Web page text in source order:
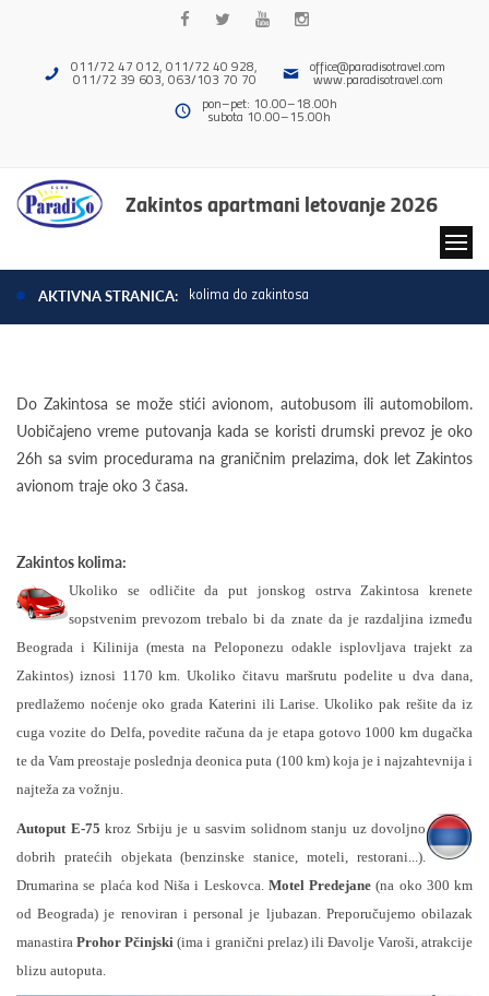
011/72 47 012, 011/72 40 928,
011/72 39 603, 063/103 70 70
office@paradisotravel.com
www.paradisotravel.com
pon–pet: 10.00–18.00h
subota 10.00–15.00h
Zakintos apartmani letovanje 2026
AKTIVNA STRANICA: kolima do zakintosa
Do Zakintosa se može stići avionom, autobusom ili automobilom.
Uobičajeno vreme putovanja kada se koristi drumski prevoz je oko
26h sa svim procedurama na graničnim prelazima, dok let Zakintos
avionom traje oko 3 časa.
Zakintos kolima:
Ukoliko se odličite da put jonskog ostrva Zakintosa krenete
sopstvenim prevozom trebalo bi da znate da je razdaljina između
Beograda i Kilinija (mesta na Peloponezu odakle isplovljava trajekt za
Zakintos) iznosi 1170 km. Ukoliko čitavu maršrutu podelite u dva dana,
predlažemo noćenje oko grada Katerini ili Larise. Ukoliko pak rešite da iz
cuga vozite do Delfa, povedite računa da je etapa gotovo 1000 km dugačka
te da Vam preostaje poslednja deonica puta (100 km) koja je i najzahtevnija i
najteža za vožnju.
Autoput E-75 kroz Srbiju je u sasvim solidnom stanju uz dovoljno
dobrih pratećih objekata (benzinske stanice, moteli, restorani...).
Drumarina se plaća kod Niša i Leskovca. Motel Predejane (na oko 300 km
od Beograda) je renoviran i personal je ljubazan. Preporučujemo obilazak
manastiraProhor Pčinjski (ima i granični prelaz) ili Đavolje Varoši, atrakcije
blizu autoputa.